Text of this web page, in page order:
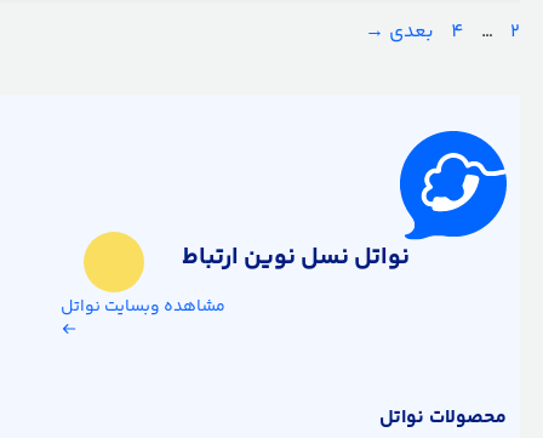
برگه
… برگه
4 بعدی→
نواتل نسل نوین ارتباط
مشاهده وبسایت نواتل
محصولات نواتل